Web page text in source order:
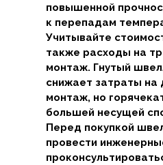
повышенной
к перепадам
Учитывайте
также расходы на
монтаж. Гнутый
снижает затраты на
монтаж, но
большей несущей
Перед покупкой
провести